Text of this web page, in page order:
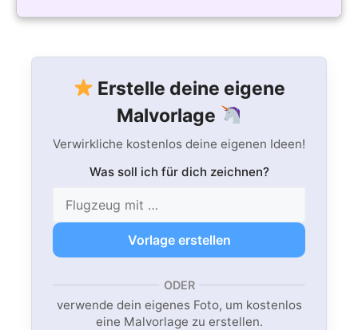
Erstelle deine eigene
Malvorlage
Verwirkliche kostenlos deine eigenen Ideen!
Was soll ich für dich zeichnen?
Vorlage erstellen
ODER
verwende dein eigenes Foto, um kostenlos
eine Malvorlage zu erstellen.